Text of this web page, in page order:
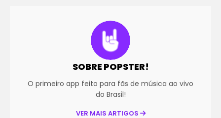
SOBRE POPSTER!
O primeiro app feito para fãs de música ao vivo
do Brasil!
VER MAIS ARTIGOS